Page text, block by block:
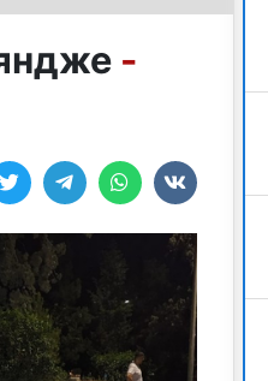
-